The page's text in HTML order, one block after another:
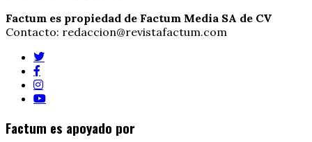
Factum es propiedad de Factum Media SA de CV
Contacto: redaccion@revistafactum.com
Factum es apoyado por